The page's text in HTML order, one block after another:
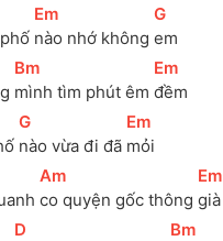
[Em
nào nhớ không
[
G
em
[Bm
mình tìm phút êm
[Em
đềm
[
G
nào vừa đi đã
[Em
mỏi
[
Am
co quyện gốc thông
[Em
già
[D [Bm